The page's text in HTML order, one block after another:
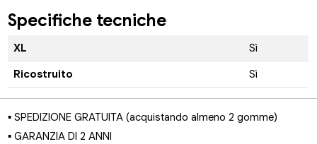
Specifiche tecniche
XL Sì
Ricostruito Sì
▪ SPEDIZIONE GRATUITA (acquistando almeno 2 gomme)
▪ GARANZIA DI 2 ANNI